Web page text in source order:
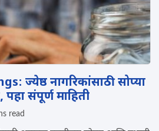
ज्येष्ठ नागरिकांसाठी सोप्या
संपूर्ण माहिती
read